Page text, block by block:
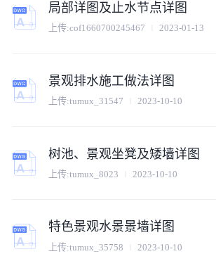
局部详图及止水节点详图
上传:cof1660700245467 2023-01-13
景观排水施工做法详图
上传:tumux_31547 2023-10-10
树池、景观坐凳及矮墙详图
上传:tumux_8023 2023-10-10
特色景观水景景墙详图
上传:tumux_35758 2023-10-10